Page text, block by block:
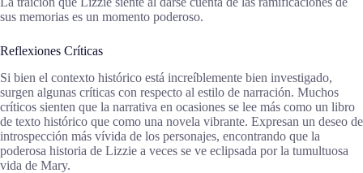
sus memorias es un momento poderoso.
Reflexiones Críticas
Si bien el contexto histórico está increíblemente bien investigado,
surgen algunas críticas con respecto al estilo de narración. Muchos
críticos sienten que la narrativa en ocasiones se lee más como un libro
de texto histórico que como una novela vibrante. Expresan un deseo de
introspección más vívida de los personajes, encontrando que la
poderosa historia de Lizzie a veces se ve eclipsada por la tumultuosa
vida de Mary.